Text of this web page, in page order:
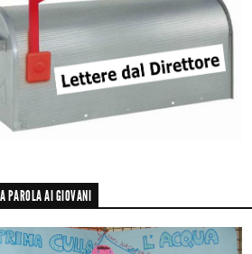
PAROLA AI GIOVANI